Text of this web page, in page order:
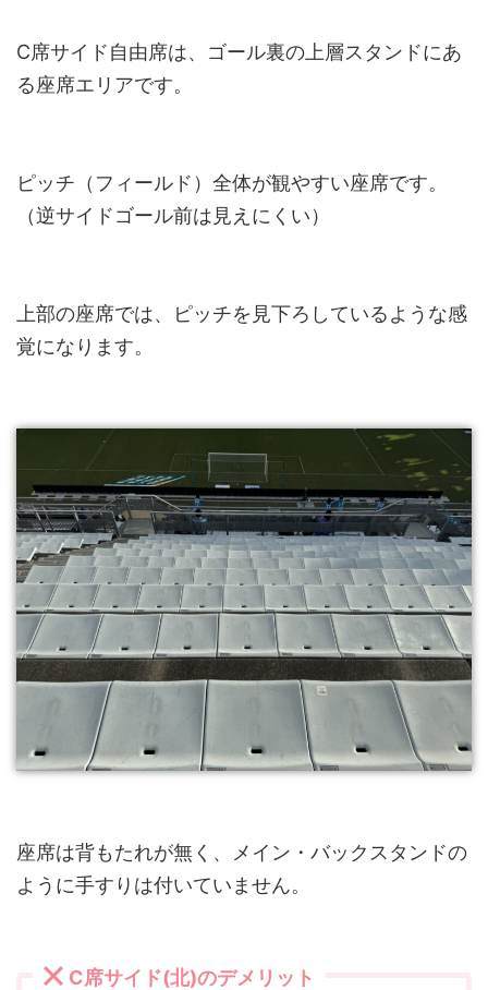
C席サイド自由席は、ゴール裏の上層スタンドにあ
る座席エリアです。
ピッチ（フィールド）全体が観やすい座席です。
（逆サイドゴール前は見えにくい）
上部の座席では、ピッチを見下ろしているような感
覚になります。
座席は背もたれが無く、メイン・バックスタンドの
ように手すりは付いていません。
C席サイド(北)のデメリット